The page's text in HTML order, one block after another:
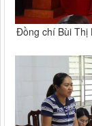
Đồng chí Bùi Thị